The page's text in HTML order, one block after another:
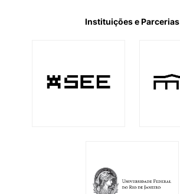
Instituições e Parcerias